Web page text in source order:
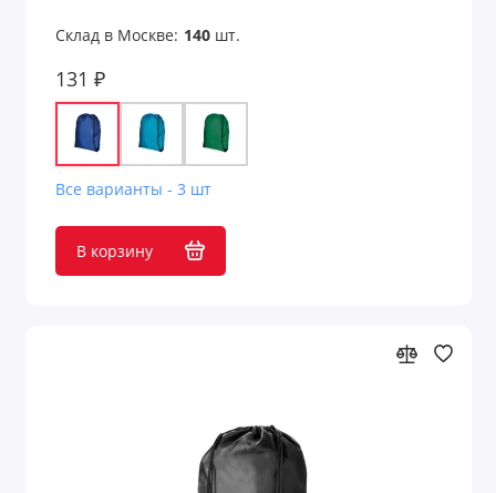
Склад в Москве: 140шт.
131 ₽
Все варианты - 3 шт
В корзину